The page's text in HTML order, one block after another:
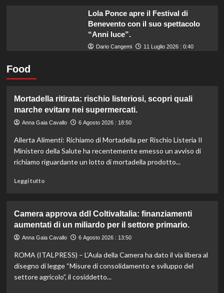
Lola Ponce apre il Festival di
Benevento con il suo spettacolo
“Anni luce”.
Dario Cangemi 11 Luglio 2026 : 0:40
Food
Mortadella ritirata: rischio listeriosi, scopri quali
marche evitare nei supermercati.
Anna Gaia Cavallo 6 Agosto 2026 : 18:50
Allerta Alimenti: Richiamo di Mortadella per Rischio Listeria Il
Ministero della Salute ha recentemente emesso un avviso di
richiamo riguardante un lotto di mortadella prodotto...
Leggi tuttoLeggi
Mortadella
ritirata:
rischio
scopri
quali
marche
Camera approva ddl ColtivaItalia: finanziamenti
aumentati di un miliardo per il settore primario.
Anna Gaia Cavallo 6 Agosto 2026 : 13:50
ROMA (ITALPRESS) – L’Aula della Camera ha dato il via libera al
disegno di legge “Misure di consolidamento e sviluppo del
settore agricolo”, il cosiddetto...